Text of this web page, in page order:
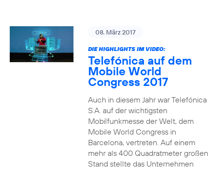
08. März 2017
DIE HIGHLIGHTS IM VIDEO:
Telefónica auf dem
Mobile World
Congress 2017
Auch in diesem Jahr war Telefónica
S.A. auf der wichtigsten
Mobilfunkmesse der Welt, dem
Mobile World Congress in
Barcelona, vertreten. Auf einem
mehr als 400 Quadratmeter großen
Stand stellte das Unternehmen